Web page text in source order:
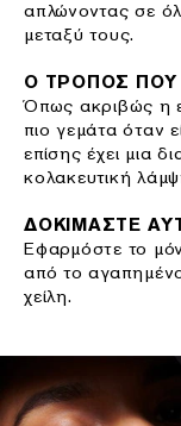
απλώνοντας σε
μεταξύ τους.
Ο ΤΡΟΠΟΣ ΠΟΥ
Όπως ακριβώς η
πιο γεμάτα όταν
επίσης έχει μια
κολακευτική
ΔΟΚΙΜΑΣΤΕ
Εφαρμόστε το
από το
χείλη.